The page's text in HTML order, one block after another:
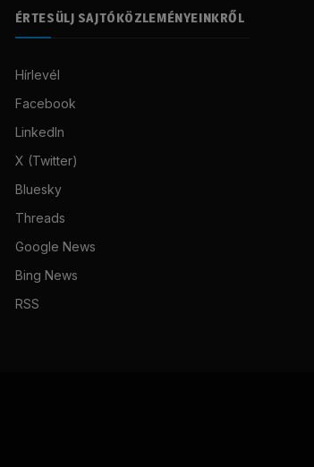
ÉRTESÜLJ SAJTÓKÖZLEMÉNYEINKRŐL
Hírlevél
Facebook
LinkedIn
X (Twitter)
Bluesky
Threads
Google News
Bing News
RSS